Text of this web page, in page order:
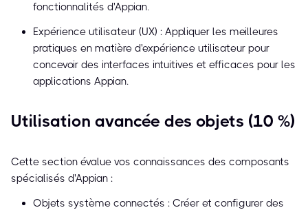
fonctionnalités d'Appian.
Expérience utilisateur (UX) : Appliquer les meilleures
pratiques en matière d'expérience utilisateur pour
concevoir des interfaces intuitives et efficaces pour les
applications Appian.
Utilisation avancée des objets (10 %)
Cette section évalue vos connaissances des composants
spécialisés d'Appian :
Objets système connectés : Créer et configurer des